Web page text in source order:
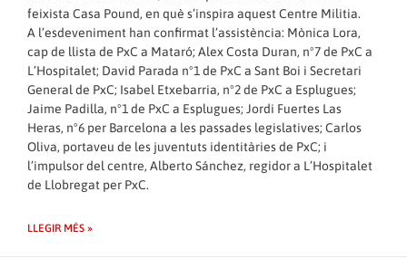
feixista Casa Pound, en què s’inspira aquest Centre Militia.
A l’esdeveniment han confirmat l’assistència: Mònica Lora,
cap de llista de PxC a Mataró; Alex Costa Duran, nº7 de PxC a
L’Hospitalet; David Parada nº1 de PxC a Sant Boi i Secretari
General de PxC; Isabel Etxebarria, nº2 de PxC a Esplugues;
Jaime Padilla, nº1 de PxC a Esplugues; Jordi Fuertes Las
Heras, nº6 per Barcelona a les passades legislatives; Carlos
Oliva, portaveu de les juventuts identitàries de PxC; i
l’impulsor del centre, Alberto Sánchez, regidor a L’Hospitalet
de Llobregat per PxC.
LLEGIR MÉS »